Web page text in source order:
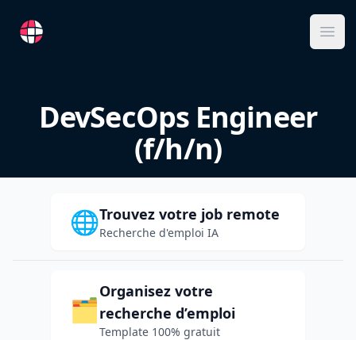
RemoteFR
DevSecOps Engineer
(f/h/n)
🌐Trouvez votre job remote
Recherche d'emploi IA
🗂️
Organisez votre
recherche d’emploi
Template 100% gratuit